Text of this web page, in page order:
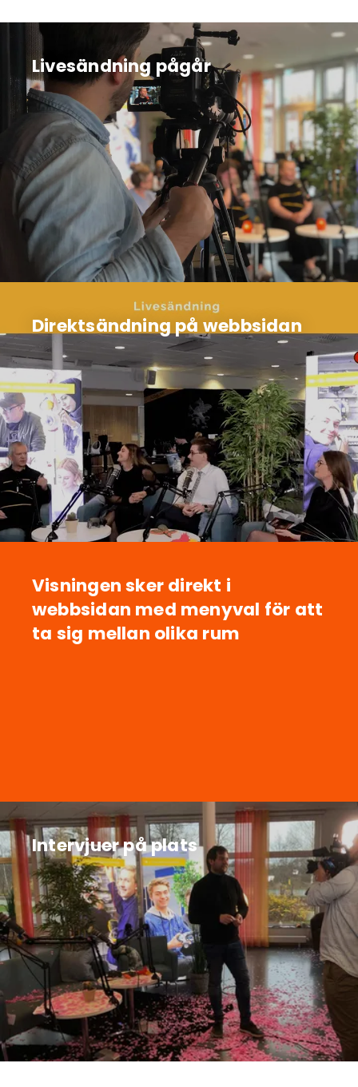
Livesändning pågår
Direktsändning på webbsidan
Visningen sker direkt i
webbsidan med menyval för att
ta sig mellan olika rum
Intervjuer på plats